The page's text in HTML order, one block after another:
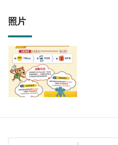
照片